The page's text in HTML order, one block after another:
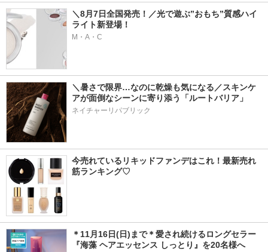
＼8月7日全国発売！／光で遊ぶ”おもち”質感ハイ
ライト新登場！
M・A・C
＼暑さで限界…なのに乾燥も気になる／スキンケ
アが面倒なシーンに寄り添う「ルートバリア」
ネイチャーリパブリック
今売れているリキッドファンデはこれ！最新売れ
筋ランキング♡
＊11月16日(日)まで＊愛され続けるロングセラー
『海藻 ヘアエッセンス しっとり』を20名様へ